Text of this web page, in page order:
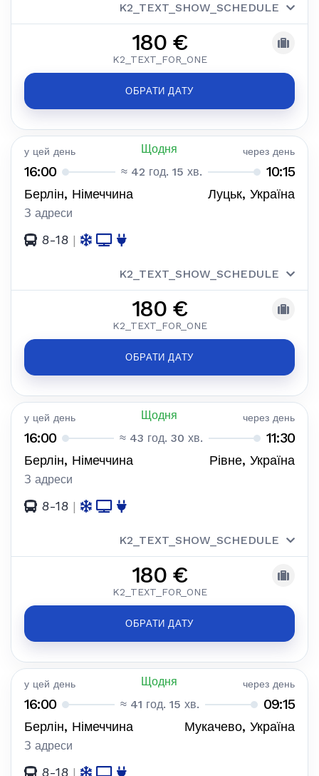
K2_TEXT_SHOW_SCHEDULE
180 €
K2_TEXT_FOR_ONE
ОБРАТИ ДАТУ
у цей день Щодня через день
16:00 ≈ 42 год. 15 хв. 10:15
Берлін, Німеччина Луцьк, Україна
З адреси
8-18 |
K2_TEXT_SHOW_SCHEDULE
180 €
K2_TEXT_FOR_ONE
ОБРАТИ ДАТУ
у цей день Щодня через день
16:00 ≈ 43 год. 30 хв. 11:30
Берлін, Німеччина Рівне, Україна
З адреси
8-18 |
K2_TEXT_SHOW_SCHEDULE
180 €
K2_TEXT_FOR_ONE
ОБРАТИ ДАТУ
у цей день Щодня через день
16:00 ≈ 41 год. 15 хв. 09:15
Берлін, Німеччина Мукачево, Україна
З адреси
8-18 |